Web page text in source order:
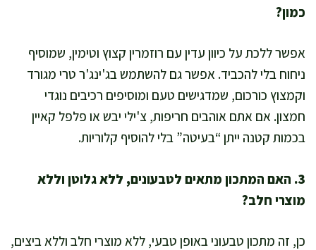
כמון?
אפשר ללכת על כיוון עדין עם רוזמרין קצוץ וטימין, שמוסיף
ניחוח בלי להכביד. אפשר גם להשתמש בג'ינג'ר טרי מגורד
וקמצוץ כורכום, שמדגישים טעם ומוסיפים רכיבים נוגדי
חמצון. אם אתם אוהבים חריפות, צ'ילי יבש או פלפל קאיין
בכמות קטנה ייתן “בעיטה” בלי להוסיף קלוריות.
3. האם המתכון מתאים לטבעונים, ללא גלוטן וללא
מוצרי חלב?
כן, זה מתכון טבעוני באופן טבעי, ללא מוצרי חלב וללא ביצים,